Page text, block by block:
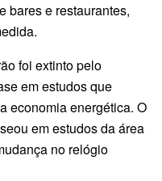
bares e restaurantes,
foi extinto pelo
em estudos que
economia energética. O
em estudos da área
no relógio